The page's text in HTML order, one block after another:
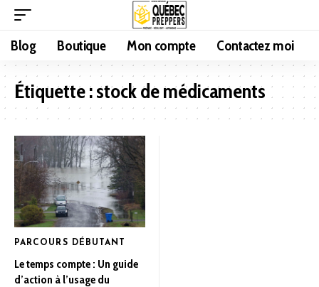
Blog Boutique Mon compte Contactez moi
Étiquette :stock de médicaments
PARCOURS DÉBUTANT
Le temps compte : Un guide
d’action à l’usage du